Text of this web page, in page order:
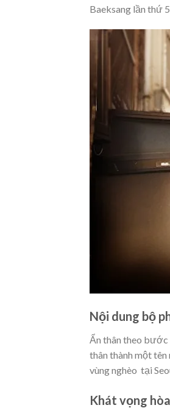
Baeksang lần thứ
Nội dung bộ
Ẩn thân theo bước
thân thành một
vùng nghèo tại
Khát vọng